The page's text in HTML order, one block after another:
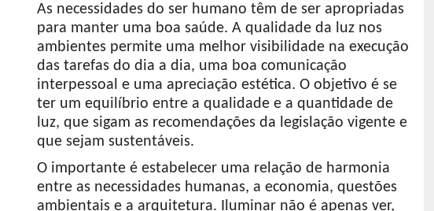
As necessidades do ser humano têm de ser apropriadas
para manter uma boa saúde. A qualidade da luz nos
ambientes permite uma melhor visibilidade na execução
das tarefas do dia a dia, uma boa comunicação
interpessoal e uma apreciação estética. O objetivo é se
ter um equilíbrio entre a qualidade e a quantidade de
luz, que sigam as recomendações da legislação vigente e
que sejam sustentáveis.
O importante é estabelecer uma relação de harmonia
entre as necessidades humanas, a economia, questões
ambientais e a arquitetura. Iluminar não é apenas ver,